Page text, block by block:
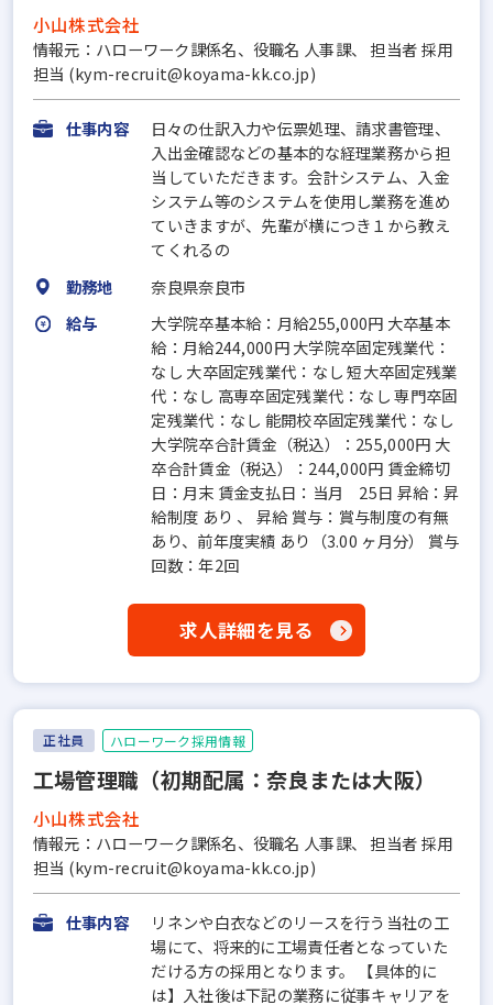
小山株式会社
情報元：ハローワーク課係名、役職名 人事課、 担当者 採用
担当 (kym-recruit@koyama-kk.co.jp)
仕事内容
日々の仕訳入力や伝票処理、請求書管理、
入出金確認などの基本的な経理業務から担
当していただきます。会計システム、入金
システム等のシステムを使用し業務を進め
ていきますが、先輩が横につき１から教え
てくれるの
勤務地
奈良県奈良市
給与
大学院卒基本給：月給255,000円 大卒基本
給：月給244,000円 大学院卒固定残業代：
なし 大卒固定残業代：なし 短大卒固定残業
代：なし 高専卒固定残業代：なし 専門卒固
定残業代：なし 能開校卒固定残業代：なし
大学院卒合計賃金（税込）：255,000円 大
卒合計賃金（税込）：244,000円 賃金締切
日：月末 賃金支払日：当月 25日 昇給：昇
給制度 あり 、 昇給 賞与：賞与制度の有無
あり、前年度実績 あり（3.00 ヶ月分） 賞与
回数：年2回
求人詳細を見る
正社員 ハローワーク採用情報
工場管理職（初期配属：奈良または大阪）
小山株式会社
情報元：ハローワーク課係名、役職名 人事課、 担当者 採用
担当 (kym-recruit@koyama-kk.co.jp)
仕事内容
リネンや白衣などのリースを行う当社の工
場にて、将来的に工場責任者となっていた
だける方の採用となります。 【具体的に
は】入社後は下記の業務に従事キャリアを